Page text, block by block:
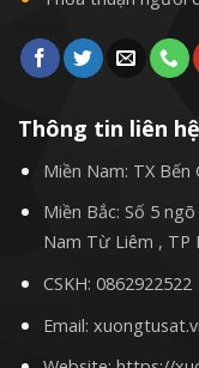
Thông tin liên hệ
Miền Nam: TX
Miền Bắc: Số 5
Nam Từ Liêm , TP
CSKH: 0862922522
Email: